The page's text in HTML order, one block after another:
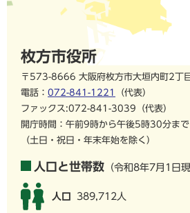
枚方市役所
〒573-8666 大阪府枚方市大垣内町2丁
電話： 072-841-1221
（代表）
ファックス:072-841-3039（代表）
開庁時間：午前9時から午後5時30分まで
（土日・祝日・年末年始を除く）
人口と世帯数 （令和8年7月1日現
人口 389,712人